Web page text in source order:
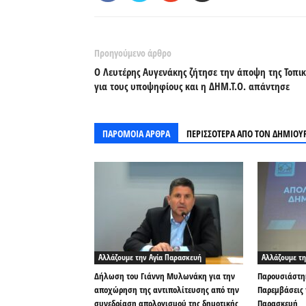
Προηγούμενο άρθρο
Ο Λευτέρης Αυγενάκης ζήτησε την άποψη της
για τους υποψηφίους και η ΔΗΜ.Τ.Ο. απάντησε
ΠΑΡΟΜΟΙΑ ΑΡΘΡΑ ΠΕΡΙΣΣΟΤΕΡΑ ΑΠΟ ΤΟΝ
Αλλάζουμε την Αγία Παρασκευή
Δήλωση του Γιάννη Μυλωνάκη για την
αποχώρηση της αντιπολίτευσης από την
συνεδρίαση απολογισμού της δημοτικής
Αλλάζουμε
Παρασκευή